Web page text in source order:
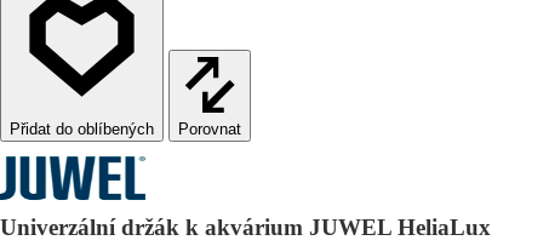
Porovnat
Univerzální držák k akvárium JUWEL HeliaLux